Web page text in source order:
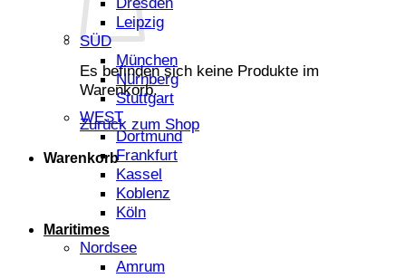
Es befinden sich keine Produkte im
Warenkorb.
Zurück zum Shop
Warenkorb
Leipzig
SÜD
München
Nürnberg
Stuttgart
WEST
Dortmund
Frankfurt
Kassel
Koblenz
Köln
Maritimes
Nordsee
Amrum